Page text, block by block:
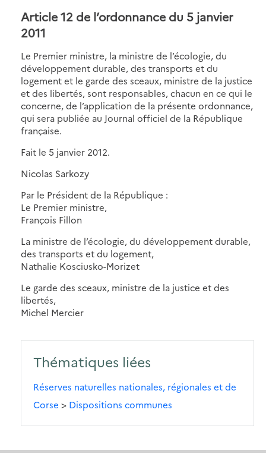
Article 12 de l’ordonnance du 5 janvier
2011
Le Premier ministre, la ministre de l’écologie, du
développement durable, des transports et du
logement et le garde des sceaux, ministre de la justice
et des libertés, sont responsables, chacun en ce qui le
concerne, de l’application de la présente ordonnance,
qui sera publiée au Journal officiel de la République
française.
Fait le 5 janvier 2012.
Nicolas Sarkozy
Par le Président de la République :
Le Premier ministre,
François Fillon
La ministre de l’écologie, du développement durable,
des transports et du logement,
Nathalie Kosciusko-Morizet
Le garde des sceaux, ministre de la justice et des
libertés,
Michel Mercier
Thématiques liées
Réserves naturelles nationales, régionales et de
Corse > Dispositions communes